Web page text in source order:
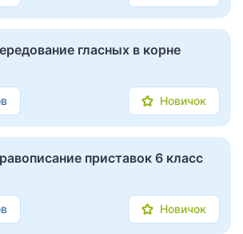
гласных в корне
Новичок
приставок 6 класс
Новичок